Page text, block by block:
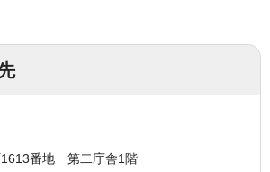
1613番地 第二庁舎1階